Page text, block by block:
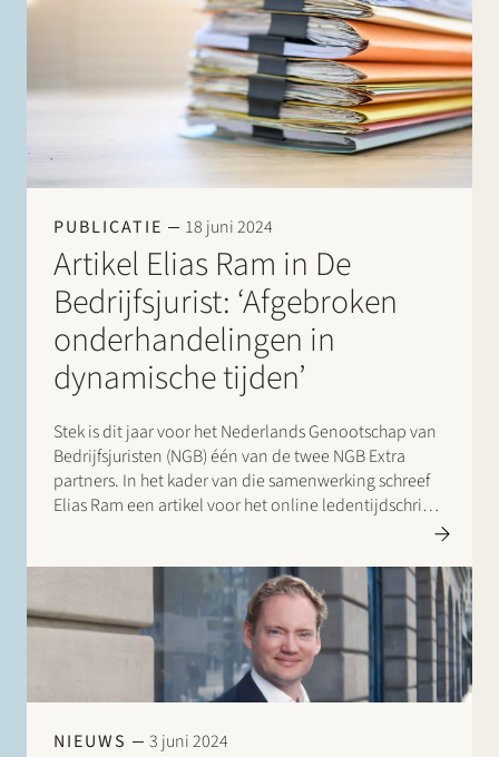
PUBLICATIE 18 juni 2024
Artikel Elias Ram in De
Bedrijfsjurist: ‘Afgebroken
onderhandelingen in
dynamische tijden’
Stek is dit jaar voor het Nederlands Genootschap van
Bedrijfsjuristen (NGB) één van de twee NGB Extra
partners. In het kader van die samenwerking schreef
Elias Ram een artikel voor het online ledentijdschrift
NIEUWS 3 juni 2024